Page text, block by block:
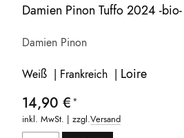
Damien Pinon Tuffo 2024 -bio-
Damien Pinon
Weiß | Frankreich | Loire
14,90 €
inkl. MwSt. | zzgl.Versand